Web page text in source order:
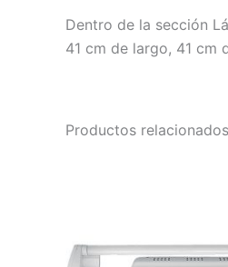
Dentro de la sección
41 cm de largo, 41 cm
Productos relacionados